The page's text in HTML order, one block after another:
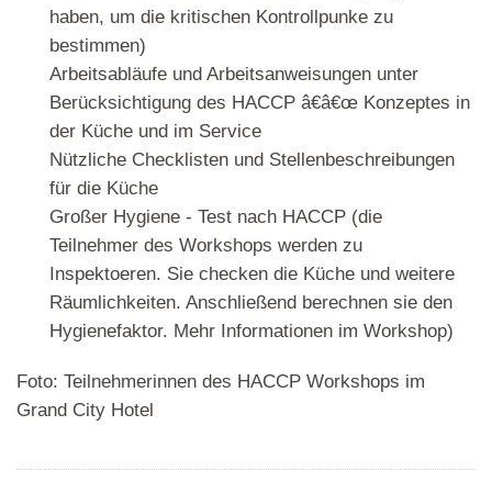
haben, um die kritischen Kontrollpunke zu
bestimmen)
Arbeitsabläufe und Arbeitsanweisungen unter
Berücksichtigung des HACCP â€â€œ Konzeptes in
der Küche und im Service
Nützliche Checklisten und Stellenbeschreibungen
für die Küche
Großer Hygiene - Test nach HACCP (die
Teilnehmer des Workshops werden zu
Inspektoeren. Sie checken die Küche und weitere
Räumlichkeiten. Anschließend berechnen sie den
Hygienefaktor. Mehr Informationen im Workshop)
Foto: Teilnehmerinnen des HACCP Workshops im
Grand City Hotel